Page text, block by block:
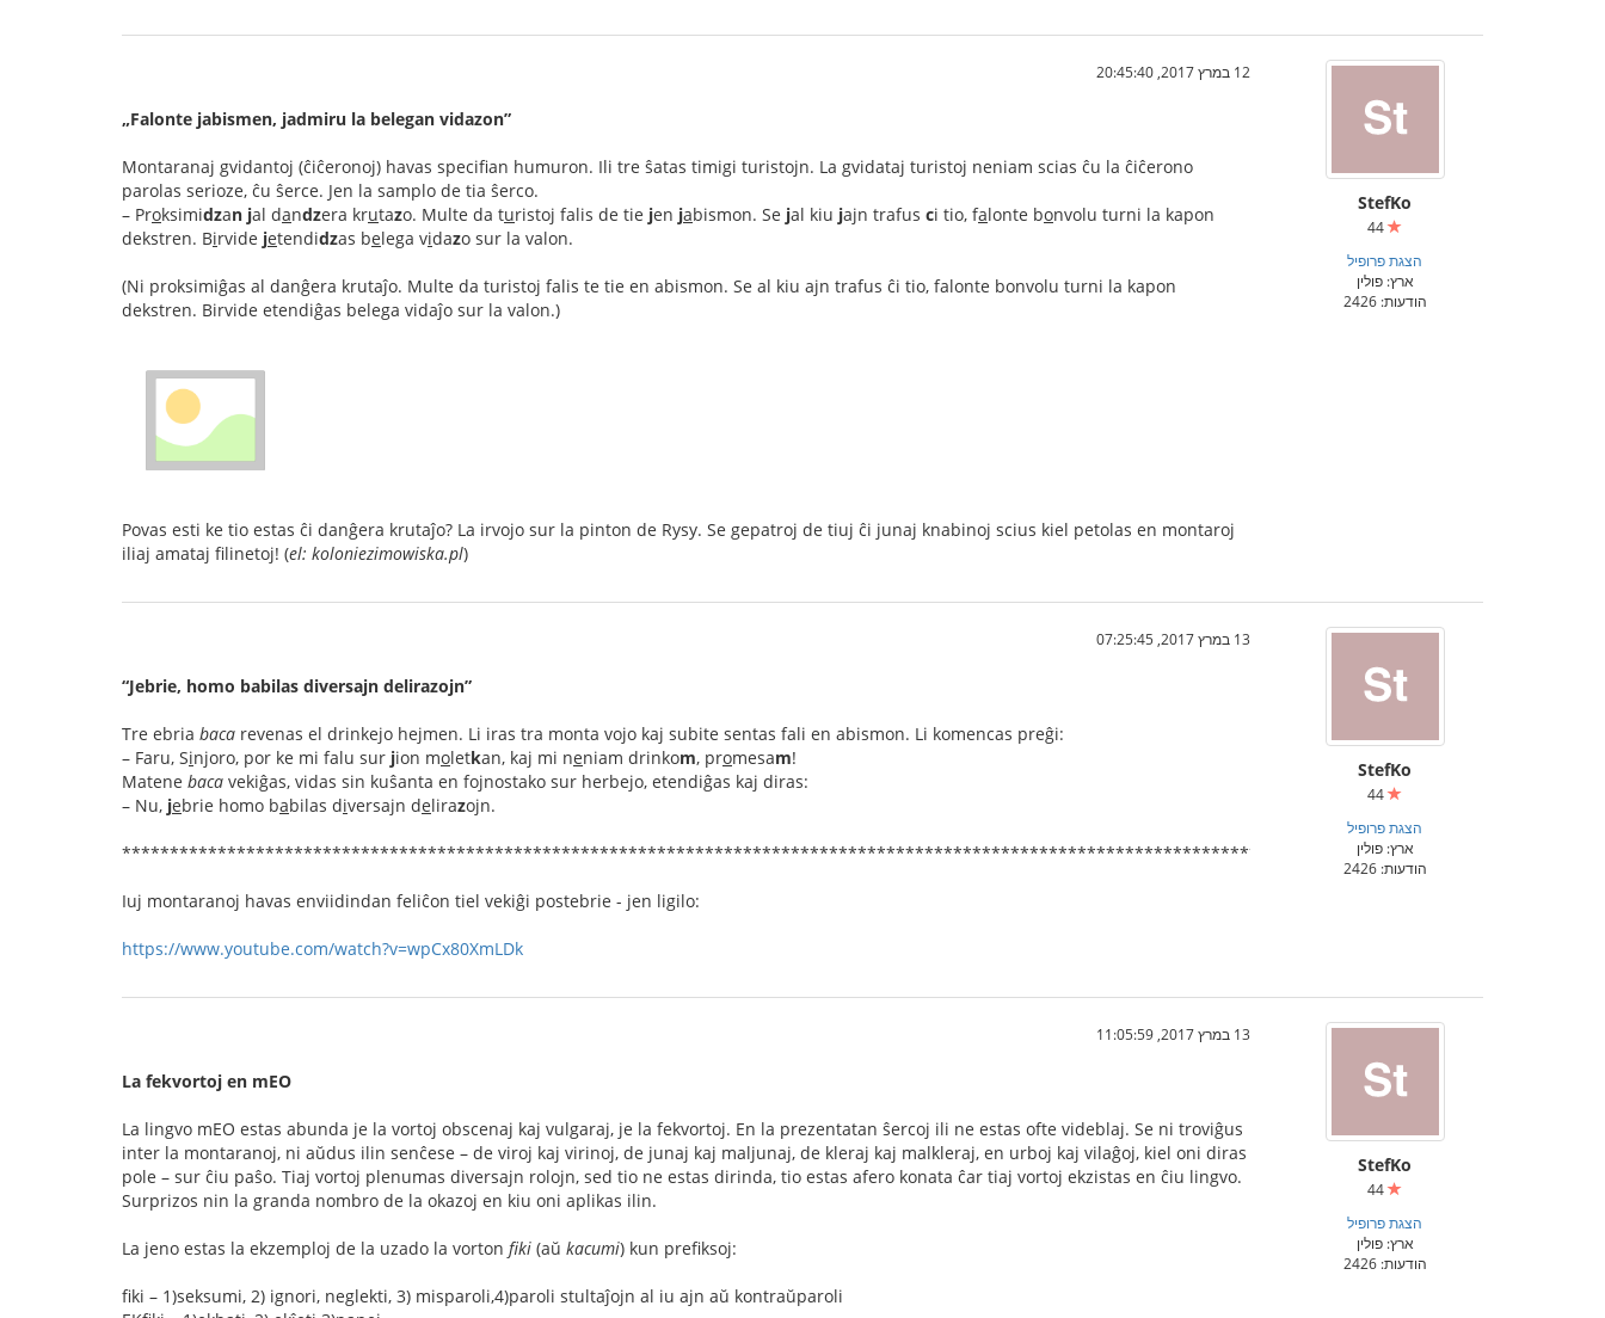
StefKo
הצגת פרופיל
ארץ: פולין
הודעות: 2426
12 במרץ 2017, 20:45:40
„Falonte jabismen, jadmiru la belegan vidazon”
Montaranaj gvidantoj (ĉiĉeronoj) havas specifian humuron. Ili tre ŝatas timigi turistojn. La gvidataj turistoj neniam scias ĉu la ĉiĉerono
parolas serioze, ĉu ŝerce. Jen la samplo de tia ŝerco.
– Proksimidzan jal dandzera krutazo. Multe da turistoj falis de tie jen jabismon. Se jal kiu jajn trafus ci tio, falonte bonvolu turni la kapon
dekstren. Birvide jetendidzas belega vidazo sur la valon.
(Ni proksimiĝas al danĝera krutaĵo. Multe da turistoj falis te tie en abismon. Se al kiu ajn trafus ĉi tio, falonte bonvolu turni la kapon
dekstren. Birvide etendiĝas belega vidaĵo sur la valon.)
Povas esti ke tio estas ĉi danĝera krutaĵo? La irvojo sur la pinton de Rysy. Se gepatroj de tiuj ĉi junaj knabinoj scius kiel petolas en montaroj
iliaj amataj filinetoj! (el: koloniezimowiska.pl)
StefKo
הצגת פרופיל
ארץ: פולין
הודעות: 2426
13 במרץ 2017, 07:25:45
“Jebrie, homo babilas diversajn delirazojn”
Tre ebria baca revenas el drinkejo hejmen. Li iras tra monta vojo kaj subite sentas fali en abismon. Li komencas preĝi:
– Faru, Sinjoro, por ke mi falu sur jion moletkan, kaj mi neniam drinkom, promesam!
Matene baca vekiĝas, vidas sin kuŝanta en fojnostako sur herbejo, etendiĝas kaj diras:
– Nu, jebrie homo babilas diversajn delirazojn.
***************************************************************************************************************************************************
Iuj montaranoj havas enviidindan feliĉon tiel vekiĝi postebrie - jen ligilo:
https://www.youtube.com/watch?v=wpCx80XmLDk
StefKo
הצגת פרופיל
ארץ: פולין
הודעות: 2426
13 במרץ 2017, 11:05:59
La fekvortoj en mEO
La lingvo mEO estas abunda je la vortoj obscenaj kaj vulgaraj, je la fekvortoj. En la prezentatan ŝercoj ili ne estas ofte videblaj. Se ni troviĝus
inter la montaranoj, ni aŭdus ilin senĉese – de viroj kaj virinoj, de junaj kaj maljunaj, de kleraj kaj malkleraj, en urboj kaj vilaĝoj, kiel oni diras
pole – sur ĉiu paŝo. Tiaj vortoj plenumas diversajn rolojn, sed tio ne estas dirinda, tio estas afero konata ĉar tiaj vortoj ekzistas en ĉiu lingvo.
Surprizos nin la granda nombro de la okazoj en kiu oni aplikas ilin.
La jeno estas la ekzemploj de la uzado la vorton fiki (aŭ kacumi) kun prefiksoj:
fiki – 1)seksumi, 2) ignori, neglekti, 3) misparoli,4)paroli stultaĵojn al iu ajn aŭ kontraŭparoli